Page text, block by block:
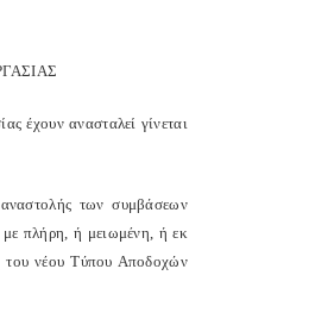
έχουν ανασταλεί γίνεται
των συμβάσεων
με πλήρη, ή μειωμένη, ή εκ
του νέου Τύπου Αποδοχών